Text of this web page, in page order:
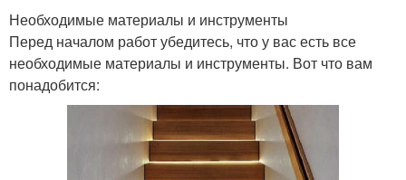
Необходимые материалы и инструменты
Перед началом работ убедитесь, что у вас есть все
необходимые материалы и инструменты. Вот что вам
понадобится: